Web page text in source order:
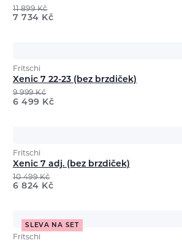
11 899Kč
7 734 Kč
Fritschi
Xenic 7 22-23 (bez brzdiček)
9 999Kč
6 499 Kč
Fritschi
Xenic 7 adj. (bez brzdiček)
10 499Kč
6 824 Kč
SLEVA NA SET
Fritschi